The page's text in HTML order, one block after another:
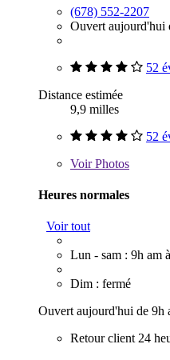
(678) 552-2207
Ouvert aujourd'hui
52
Distance estimée
9,9 milles
52
VoirPhotos
Heures normales
Voir tout
Lun - sam : 9h am
Dim : fermé
Ouvert aujourd'hui de 9h
Retour client 24